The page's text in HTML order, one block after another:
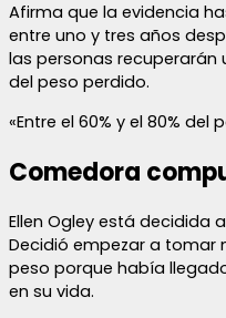
Afirma que la evidencia
entre uno y tres años
las personas recuperarán
del peso perdido.
«Entre el 60% y el 80% del
Comedora
Ellen Ogley está decidida
Decidió empezar a
peso porque había
en su vida.